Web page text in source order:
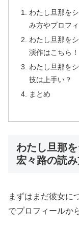
わたし旦那を
み方やプロフ
わたし旦那を
演作はこちら！
わたし旦那を
技は上手い？
まとめ
わたし旦那
宏々路の読
まずはまだ彼女に
でプロフィールか